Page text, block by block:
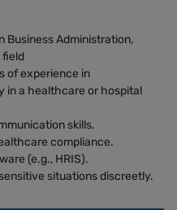
Business Administration,
field
of experience in
in a healthcare or hospital
skills.
compliance.
(e.g., HRIS).
situations discreetly.